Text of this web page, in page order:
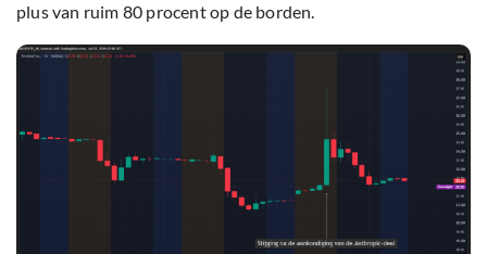
plus van ruim 80 procent op de borden.